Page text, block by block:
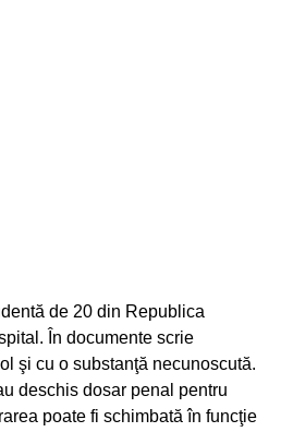
de 20 din Republica
În documente scrie
şi cu o substanţă necunoscută.
deschis dosar penal pentru
poate fi schimbată în funcţie